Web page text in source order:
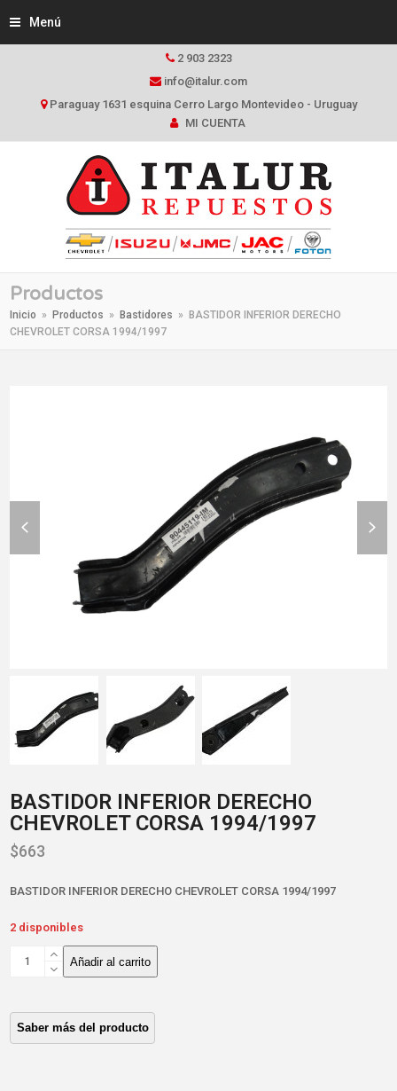
Menú
2 903 2323
info@italur.com
Paraguay 1631 esquina Cerro Largo Montevideo - Uruguay
MI CUENTA
Productos
Inicio » Productos » Bastidores »
BASTIDOR INFERIOR DERECHO
CHEVROLET CORSA 1994/1997
slide
BASTIDOR INFERIOR DERECHO
CHEVROLET CORSA 1994/1997
$663
BASTIDOR INFERIOR DERECHO CHEVROLET CORSA 1994/1997
2 disponibles
BASTIDOR
INFERIOR
CHEVROLET
CORSA
1994/1997
Añadir al carrito